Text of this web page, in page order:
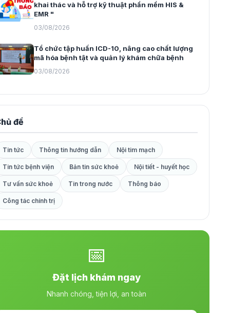
khai thác và hỗ trợ kỹ thuật phần mềm HIS &
EMR "
03/08/2026
Tổ chức tập huấn ICD-10, nâng cao chất lượng
mã hóa bệnh tật và quản lý khám chữa bệnh
03/08/2026
đề
Tin tức Thông tin hướng dẫn Nội tim mạch
Tin tức bệnh viện Bản tin sức khoẻ Nội tiết - huyết học
Tư vấn sức khoẻ Tin trong nước Thông báo
Công tác chính trị
📅
Đặt lịch khám ngay
Nhanh chóng, tiện lợi, an toàn